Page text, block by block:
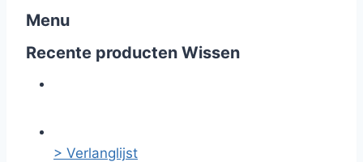
Menu
Recente producten Wissen
> Verlanglijst